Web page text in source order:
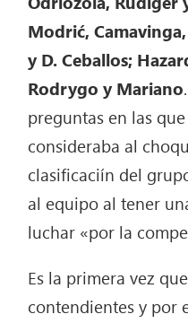
Modrić,
y D. Ceballos;
Rodrygo y Mariano
preguntas en las
consideraba al
clasificaciín del
al equipo al tener
luchar «por la
Es la primera vez
contendientes y por